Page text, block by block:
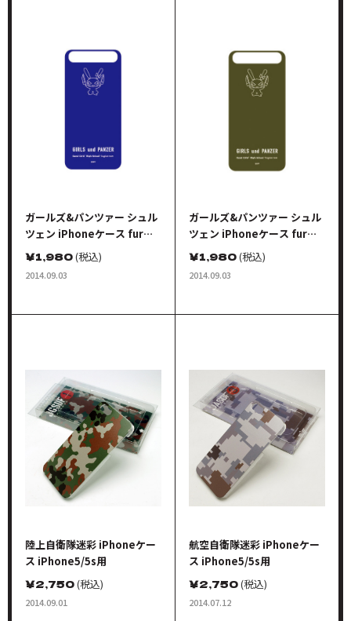
ガールズ&パンツァー シュル
ツェン iPhoneケース fur
iPhone5 チームキャラクタ
ーシンボル ウサギさんver. ネ
イビー
￥1,980(税込)
2014.09.03
ガールズ&パンツァー シュル
ツェン iPhoneケース fur
iPhone5 チームキャラクタ
ーシンボル ウサギさんver. オ
リーブ
￥1,980(税込)
2014.09.03
陸上自衛隊迷彩 iPhoneケー
ス iPhone5/5s用
￥2,750(税込)
2014.09.01
航空自衛隊迷彩 iPhoneケー
ス iPhone5/5s用
￥2,750(税込)
2014.07.12